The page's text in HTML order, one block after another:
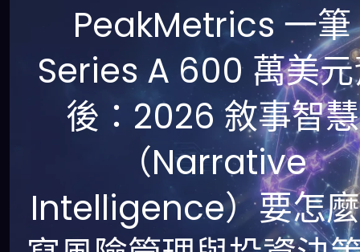
PeakMetrics 一筆
Series A 600 萬美
後：2026 敘事智慧
（Narrative
Intelligence）要怎